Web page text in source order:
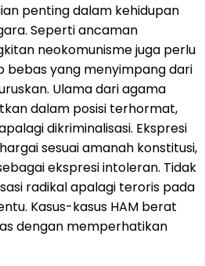
penting dalam kehidupan
Seperti ancaman
neokomunisme juga perlu
bebas yang menyimpang dari
Ulama dari agama
dalam posisi terhormat,
dikriminalisasi. Ekspresi
sesuai amanah konstitusi,
ekspresi intoleran. Tidak
radikal apalagi teroris pada
Kasus-kasus HAM berat
dengan memperhatikan